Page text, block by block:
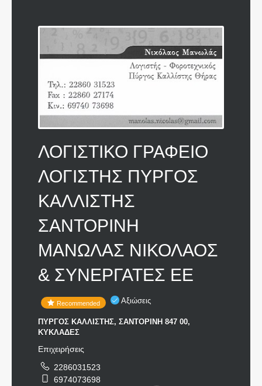
ΛΟΓΙΣΤΙΚΟ ΓΡΑΦΕΙΟ
ΛΟΓΙΣΤΗΣ ΠΥΡΓΟΣ
ΚΑΛΛΙΣΤΗΣ
ΣΑΝΤΟΡΙΝΗ
ΜΑΝΩΛΑΣ ΝΙΚΟΛΑΟΣ
& ΣΥΝΕΡΓΑΤΕΣ ΕΕ
Recommended Αξιώσεις
ΠΥΡΓΟΣ ΚΑΛΛΙΣΤΗΣ, ΣΑΝΤΟΡΙΝΗ 847 00,
ΚΥΚΛΑΔΕΣ
Επιχειρήσεις
2286031523
6974073698